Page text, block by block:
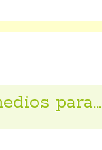
para…